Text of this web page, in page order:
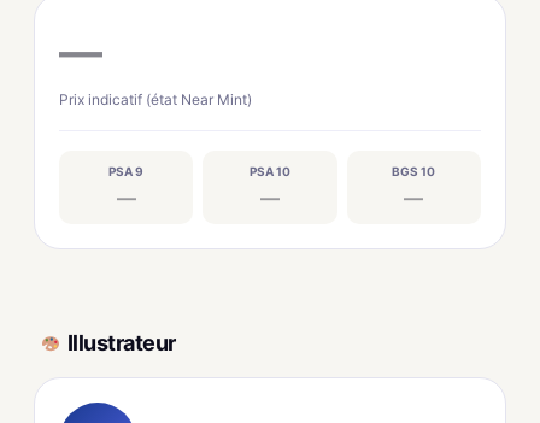
—
Prix indicatif (état Near Mint)
PSA 9
—
PSA 10
—
BGS 10
—
Illustrateur